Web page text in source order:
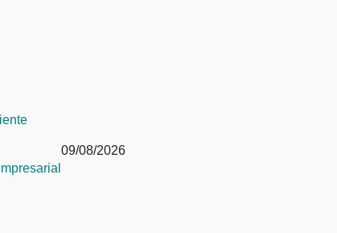
09/08/2026